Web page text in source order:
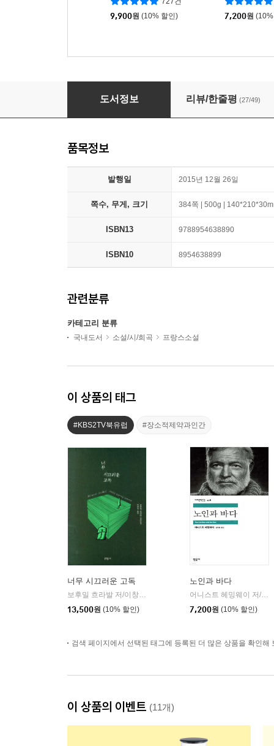
9,900원 (10% 할인) 7,200원
도서정보 리뷰/한줄평 (27/49)
품목정보
발행일 2015년 12월 26일
쪽수, 무게, 크기 384쪽 | 500g |
ISBN13 9788954638890
ISBN10 8954638899
관련분류
카테고리 분류
국내도서 소설/시/희곡 프랑스소설
이 상품의 태그
#KBS2TV북유럽 #장소적제약과인간
너무 시끄러운 고독
보후밀 흐라발 저/이창실 역
13,500원 (10% 할인)
노인과 바다
어니스트 헤밍웨이 저/김욱동 역
7,200원 (10% 할인)
검색 페이지에서 선택된 태그에 등록된 더 많은 상품을 확인해
이 상품의 이벤트 (11개)